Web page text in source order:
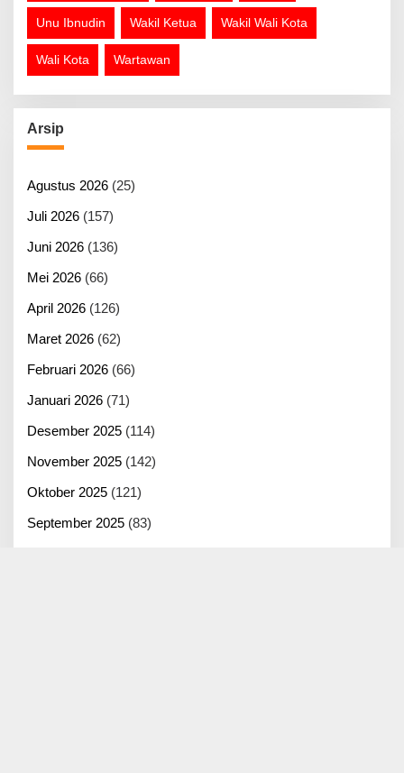
Unu Ibnudin Wakil Ketua Wakil Wali Kota
Wali Kota Wartawan
Arsip
Agustus 2026 (25)
Juli 2026 (157)
Juni 2026 (136)
Mei 2026 (66)
April 2026 (126)
Maret 2026 (62)
Februari 2026 (66)
Januari 2026 (71)
Desember 2025 (114)
November 2025 (142)
Oktober 2025 (121)
September 2025 (83)